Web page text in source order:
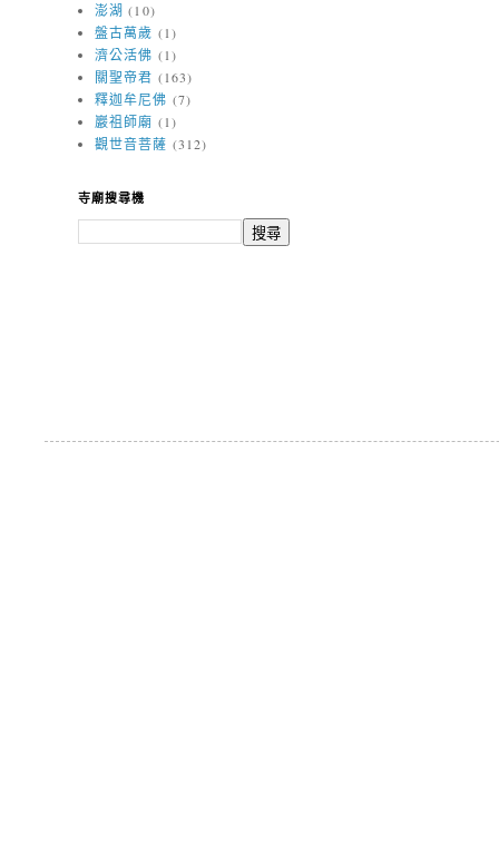
澎湖 (10)
盤古萬歲 (1)
濟公活佛 (1)
關聖帝君 (163)
釋迦牟尼佛 (7)
巖祖師廟 (1)
觀世音菩薩 (312)
寺廟搜尋機